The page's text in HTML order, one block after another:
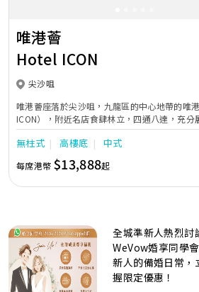
唯港薈
Hotel ICON
尖沙咀
唯港薈座落於尖沙咀，九龍區的中心地帶的唯
ICON），附近名店食肆林立，四通八達，充分
中的活力個性，成為一眾準新人舉辦婚宴的熱
隊由策劃統籌至所有婚宴每個細節，唯港薈都力
讓您留下獨特的醉人回憶。 擁有時尚高樓頂的
廳，配置了全套先進的視聽影音及燈光設備配套
現代時尚感的水晶玻璃燈，演繹出與別不同的經
準新人的個性及預算﹔保證為您打造夢寐以求的
賓客永誌難忘！
無柱式 高樓底 中式
每席港幣 $13,888起
全城準新人熱烈討
WeVow婚享同學
新人的備婚日常，
握限定優惠！